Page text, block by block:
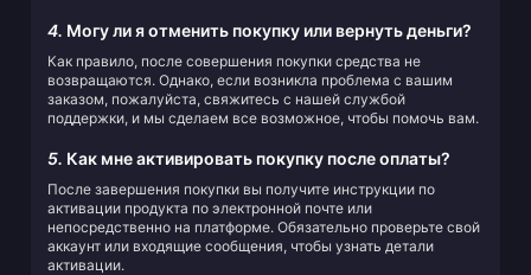
4. Могу ли я отменить покупку или вернуть деньги?
Как правило, после совершения покупки средства не
возвращаются. Однако, если возникла проблема с вашим
заказом, пожалуйста, свяжитесь с нашей службой
поддержки, и мы сделаем все возможное, чтобы помочь вам.
5. Как мне активировать покупку после оплаты?
После завершения покупки вы получите инструкции по
активации продукта по электронной почте или
непосредственно на платформе. Обязательно проверьте свой
аккаунт или входящие сообщения, чтобы узнать детали
активации.